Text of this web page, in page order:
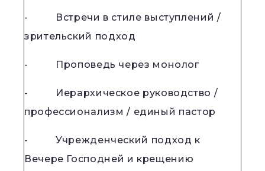
- Встречи в стиле выступлений /
зрительский подход
- Проповедь через монолог
- Иерархическое руководство /
профессионализм / единый пастор
- Учрежденческий подход к
Вечере Господней и крещению